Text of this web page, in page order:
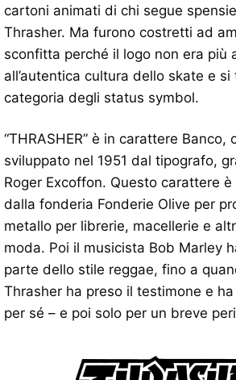
cartoni animati di chi segue
Thrasher. Ma furono costretti ad
sconfitta perché il logo non era più
all’autentica cultura dello skate e
categoria degli status symbol.
“THRASHER” è in carattere Banco,
sviluppato nel 1951 dal tipografo,
Roger Excoffon. Questo carattere
dalla fonderia Fonderie Olive per
metallo per librerie, macellerie e
moda. Poi il musicista Bob Marley
parte dello stile reggae, fino a
Thrasher ha preso il testimone e
per sé – e poi solo per un breve